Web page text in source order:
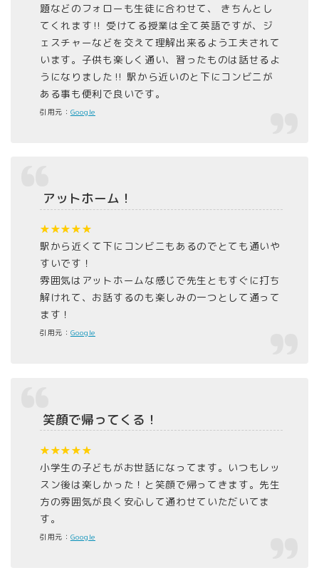
題などのフォローも生徒に合わせて、 きちんとし
てくれます‼︎ 受けてる授業は全て英語ですが、ジ
ェスチャーなどを交えて理解出来るよう工夫されて
います。子供も楽しく通い、習ったものは話せるよ
うになりました‼︎ 駅から近いのと下にコンビニが
ある事も便利で良いです。
引用元： Google
アットホーム！
★★★★★
駅から近くて下にコンビニもあるのでとても通いや
すいです！
雰囲気はアットホームな感じで先生ともすぐに打ち
解けれて、お話するのも楽しみの一つとして通って
ます！
引用元： Google
笑顔で帰ってくる！
★★★★★
小学生の子どもがお世話になってます。いつもレッ
スン後は楽しかった！と笑顔で帰ってきます。先生
方の雰囲気が良く安心して通わせていただいてま
す。
引用元： Google